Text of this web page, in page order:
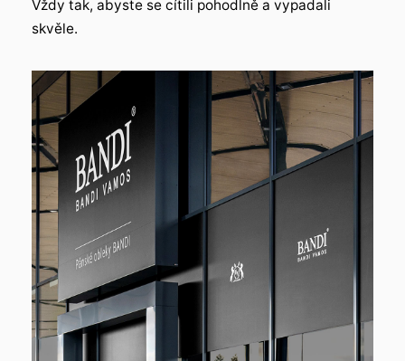
Vždy tak, abyste se cítili pohodlně a vypadali
skvěle.